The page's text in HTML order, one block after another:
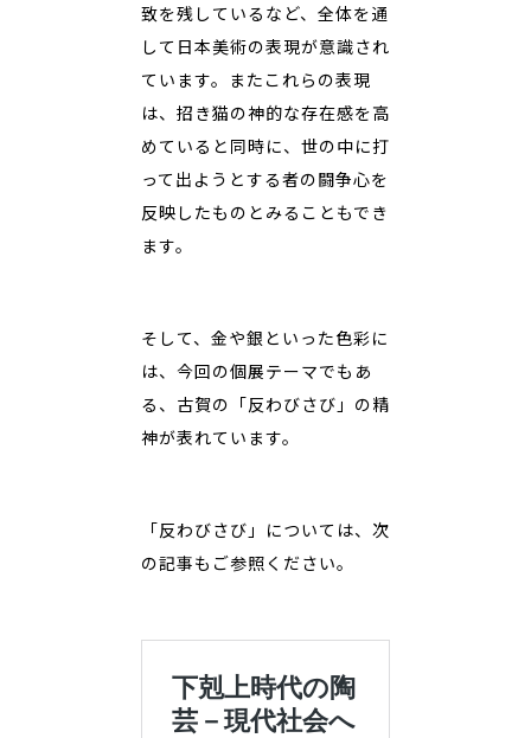
致を残しているなど、全体を通
して日本美術の表現が意識され
ています。またこれらの表現
は、招き猫の神的な存在感を高
めていると同時に、世の中に打
って出ようとする者の闘争心を
反映したものとみることもでき
ます。
そして、金や銀といった色彩に
は、今回の個展テーマでもあ
る、古賀の「反わびさび」の精
神が表れています。
「反わびさび」については、次
の記事もご参照ください。